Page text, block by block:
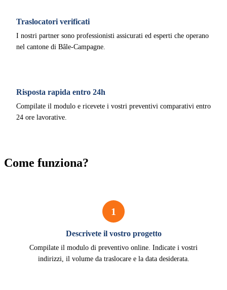
Traslocatori verificati
I nostri partner sono professionisti assicurati ed esperti che operano
nel cantone di Bâle-Campagne.
Risposta rapida entro 24h
Compilate il modulo e ricevete i vostri preventivi comparativi entro
24 ore lavorative.
Come funziona?
1
Descrivete il vostro progetto
Compilate il modulo di preventivo online. Indicate i vostri
indirizzi, il volume da traslocare e la data desiderata.